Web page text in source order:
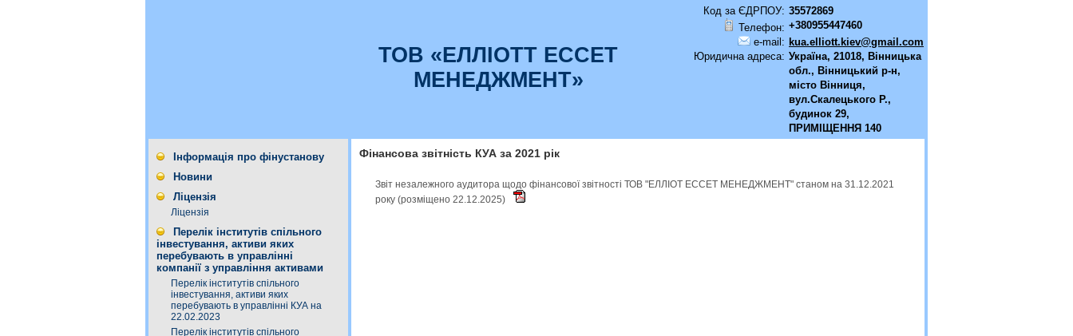
ТОВ «ЕЛЛІОТТ ЕССЕТ
МЕНЕДЖМЕНТ»
Код за ЄДРПОУ: 35572869
Телефон: +380955447460
e-mail: kua.elliott.kiev@gmail.com
Юридична адреса: Україна, 21018, Вінницька
обл., Вінницький р-н,
місто Вінниця,
вул.Скалецького Р.,
будинок 29,
ПРИМІЩЕННЯ 140
Інформація про фінустанову
Новини
Ліцензія
Ліцензія
Перелік інститутів спільного
інвестування, активи яких
перебувають в управлінні
компанії з управління активами
Перелік інститутів спільного
інвестування, активи яких
перебувають в управлінні КУА на
22.02.2023
Перелік інститутів спільного
Фінансова звітність КУА за 2021 рік
Звіт незалежного аудитора щодо фінансової звітності ТОВ "ЕЛЛІОТ ЕССЕТ МЕНЕДЖМЕНТ" станом на 31.12.2021
року (розміщено 22.12.2025)